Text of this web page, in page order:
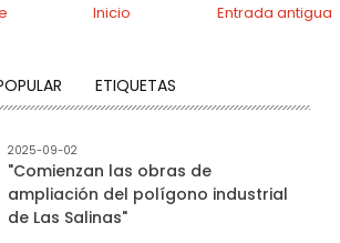
Entrada antigua
Inicio
ETIQUETAS
2025-09-02
"Comienzan las obras de
ampliación del polígono industrial
de Las Salinas"